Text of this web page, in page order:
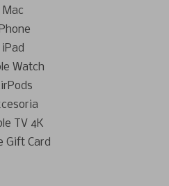
Mac
iPad
Watch
TV 4K
Gift Card